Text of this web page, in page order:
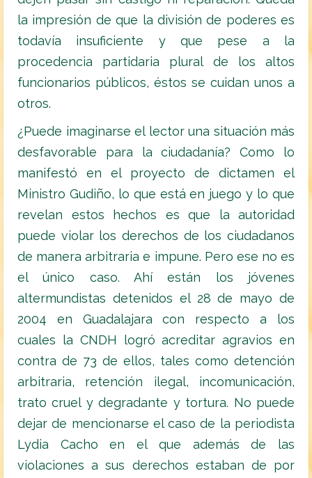
la impresión de que la división de poderes es
todavía insuficiente y que pese a la
procedencia partidaria plural de los altos
funcionarios públicos, éstos se cuidan unos a
otros.
¿Puede imaginarse el lector una situación más
desfavorable para la ciudadanía? Como lo
manifestó en el proyecto de dictamen el
Ministro Gudiño, lo que está en juego y lo que
revelan estos hechos es que la autoridad
puede violar los derechos de los ciudadanos
de manera arbitraria e impune. Pero ese no es
el único caso. Ahí están los jóvenes
altermundistas detenidos el 28 de mayo de
2004 en Guadalajara con respecto a los
cuales la CNDH logró acreditar agravios en
contra de 73 de ellos, tales como detención
arbitraria, retención ilegal, incomunicación,
trato cruel y degradante y tortura. No puede
dejar de mencionarse el caso de la periodista
Lydia Cacho en el que además de las
violaciones a sus derechos estaban de por